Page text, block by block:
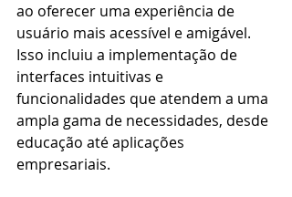
ao oferecer uma experiência de
usuário mais acessível e amigável.
Isso incluiu a implementação de
interfaces intuitivas e
funcionalidades que atendem a uma
ampla gama de necessidades, desde
educação até aplicações
empresariais.